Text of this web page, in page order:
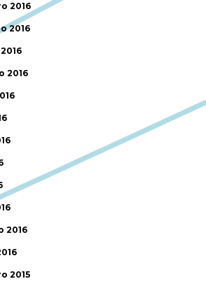
2016
2016
2016
2016
2015